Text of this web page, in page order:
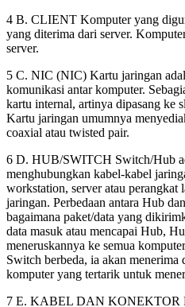
4 B. CLIENT Komputer yang
yang diterima dari server.
server.
5 C. NIC (NIC) Kartu jaringan
komunikasi antar komputer.
kartu internal, artinya dipasang ke
Kartu jaringan umumnya
coaxial atau twisted pair.
6 D. HUB/SWITCH Switch/Hub
menghubungkan kabel-kabel
workstation, server atau perangkat
jaringan. Perbedaan antara Hub
bagaimana paket/data yang
data masuk atau mencapai Hub,
meneruskannya ke semua
Switch berbeda, ia akan menerima
komputer yang tertarik untuk
7 E. KABEL DAN KONEKTOR